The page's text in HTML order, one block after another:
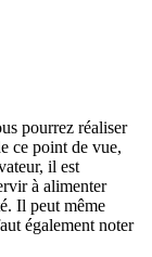
pourrez réaliser
ce point de vue,
il est
à alimenter
Il peut même
également noter